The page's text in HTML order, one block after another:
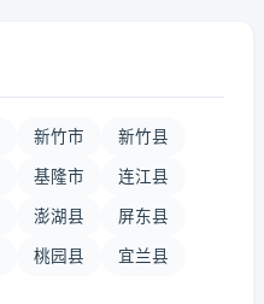
新竹市 新竹县
基隆市 连江县
澎湖县 屏东县
桃园县 宜兰县